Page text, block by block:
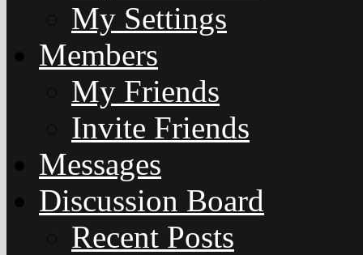
My Settings
Members
My Friends
Invite Friends
Messages
Discussion Board
Recent Posts